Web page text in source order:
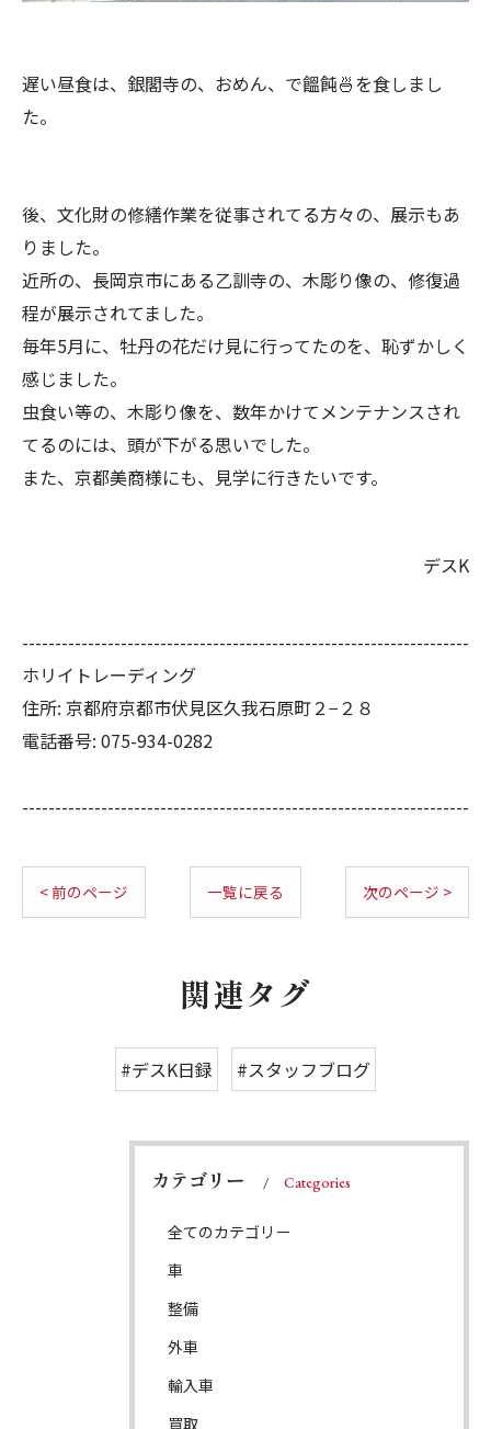
遅い昼食は、銀閣寺の、おめん、で饂飩🍜を食しまし
た。
後、文化財の修繕作業を従事されてる方々の、展示もあ
りました。
近所の、長岡京市にある乙訓寺の、木彫り像の、修復過
程が展示されてました。
毎年5月に、牡丹の花だけ見に行ってたのを、恥ずかしく
感じました。
虫食い等の、木彫り像を、数年かけてメンテナンスされ
てるのには、頭が下がる思いでした。
また、京都美商様にも、見学に行きたいです。
デスK
--------------------------------------------------------------------
ホリイトレーディング
住所: 京都府京都市伏見区久我石原町２−２８
電話番号: 075-934-0282
--------------------------------------------------------------------
< 前のページ 一覧に戻る 次のページ >
関連タグ
#デスK日録 #スタッフブログ
カテゴリー Categories
全てのカテゴリー
車
整備
外車
輸入車
買取